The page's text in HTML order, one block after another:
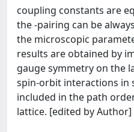
coupling constants are
the -pairing can be
the microscopic
results are obtained by
gauge symmetry on the
spin-orbit interactions in
included in the path
lattice. [edited by Author]